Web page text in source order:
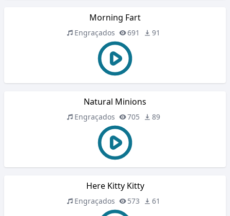
Morning Fart
Engraçados 691 91
Natural Minions
Engraçados 705 89
Here Kitty Kitty
Engraçados 573 61